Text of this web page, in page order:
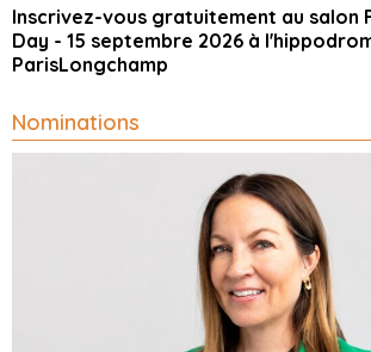
Inscrivez-vous gratuitement au salon
Day - 15 septembre 2026 à
ParisLongchamp
Nominations